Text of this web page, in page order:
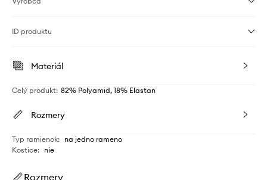
ID produktu
Materiál
Celý produkt: 82% Polyamid, 18% Elastan
Rozmery
Typ ramienok: na jedno rameno
Kostice: nie
Rozmery